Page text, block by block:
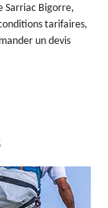
Sarriac Bigorre,
tarifaires,
un devis